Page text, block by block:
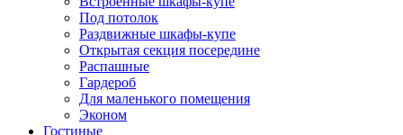
Под потолок
Раздвижные шкафы-купе
Открытая секция посередине
Распашные
Гардероб
Для маленького помещения
Эконом
Гостиные